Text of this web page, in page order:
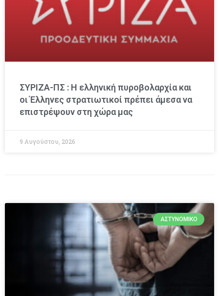
ΣΥΡΙΖΑ-ΠΣ : Η ελληνική πυροβολαρχία και
οι Έλληνες στρατιωτικοί πρέπει άμεσα να
επιστρέψουν στη χώρα μας
9 Αυγούστου, 2026
ΑΣΤΥΝΟΜΙΚΌ